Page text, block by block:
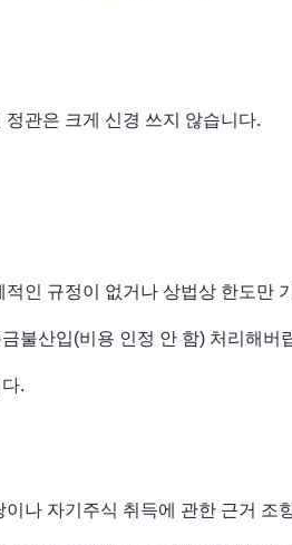
관은 크게 신경 쓰지 않습니다.
인 규정이 없거나 상법상 한도만
불산입(비용 인정 안 함) 처리해버
.
나 자기주식 취득에 관한 근거 조